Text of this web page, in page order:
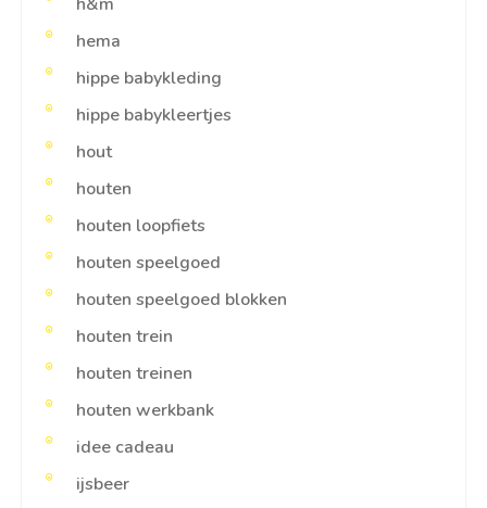
hema
hippe babykleding
hippe babykleertjes
hout
houten
houten loopfiets
houten speelgoed
houten speelgoed blokken
houten trein
houten treinen
houten werkbank
idee cadeau
ijsbeer